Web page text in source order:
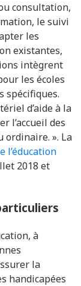
consultation,
le suivi
les
existantes,
intègrent
les écoles
spécifiques.
d’aide à la
l’accueil des
ordinaire. ». La
l’éducation
2018 et
à
la
handicapées